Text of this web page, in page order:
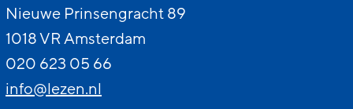
Nieuwe Prinsengracht 89
1018 VR Amsterdam
020 623 05 66
info@lezen.nl